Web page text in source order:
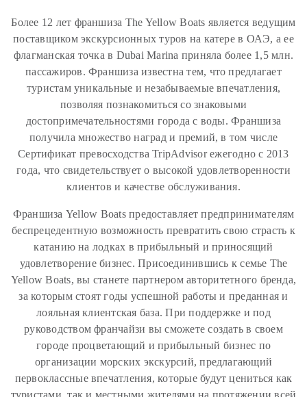
Более 12 лет франшиза The Yellow Boats является ведущим
поставщиком экскурсионных туров на катере в ОАЭ, а ее
флагманская точка в Dubai Marina приняла более 1,5 млн.
пассажиров. Франшиза известна тем, что предлагает
туристам уникальные и незабываемые впечатления,
позволяя познакомиться со знаковыми
достопримечательностями города с воды. Франшиза
получила множество наград и премий, в том числе
Сертификат превосходства TripAdvisor ежегодно с 2013
года, что свидетельствует о высокой удовлетворенности
клиентов и качестве обслуживания.
Франшиза Yellow Boats предоставляет предпринимателям
беспрецедентную возможность превратить свою страсть к
катанию на лодках в прибыльный и приносящий
удовлетворение бизнес. Присоединившись к семье The
Yellow Boats, вы станете партнером авторитетного бренда,
за которым стоят годы успешной работы и преданная и
лояльная клиентская база. При поддержке и под
руководством франчайзи вы сможете создать в своем
городе процветающий и прибыльный бизнес по
организации морских экскурсий, предлагающий
первоклассные впечатления, которые будут цениться как
туристами, так и местными жителями на протяжении всей